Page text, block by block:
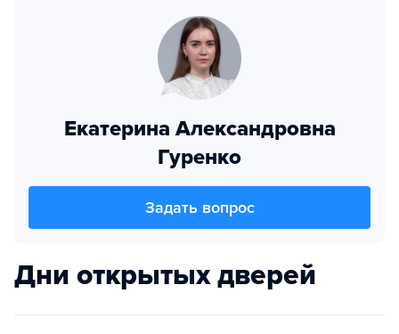
Екатерина Александровна
Гуренко
Задать вопрос
Дни открытых дверей